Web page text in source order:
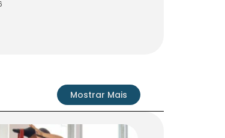
Mostrar Mais